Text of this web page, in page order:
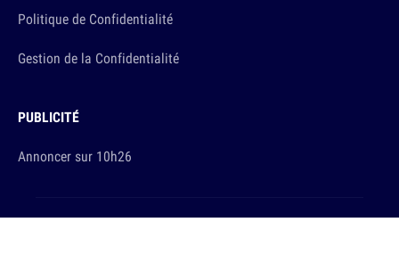
Politique de Confidentialité
Gestion de la Confidentialité
PUBLICITÉ
Annoncer sur 10h26